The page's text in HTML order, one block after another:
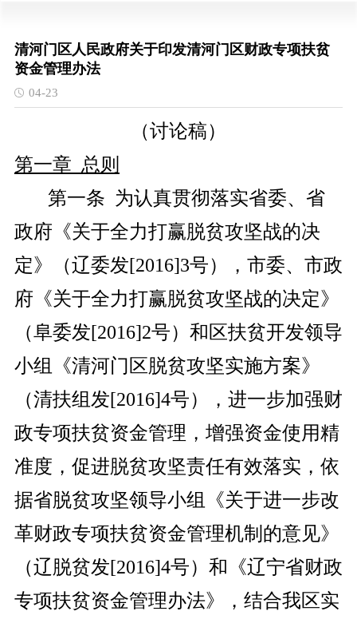
清河门区人民政府关于印发清河门区财政专项扶贫
资金管理办法
04-23
（讨论稿）
第一章 总则
第一条 为认真贯彻落实省委、省
政府《关于全力打赢脱贫攻坚战的决
定》（辽委发[2016]3号），市委、市政
府《关于全力打赢脱贫攻坚战的决定》
（阜委发[2016]2号）和区扶贫开发领导
小组《清河门区脱贫攻坚实施方案》
（清扶组发[2016]4号），进一步加强财
政专项扶贫资金管理，增强资金使用精
准度，促进脱贫攻坚责任有效落实，依
据省脱贫攻坚领导小组《关于进一步改
革财政专项扶贫资金管理机制的意见》
（辽脱贫发[2016]4号）和《辽宁省财政
专项扶贫资金管理办法》，结合我区实